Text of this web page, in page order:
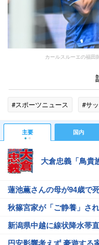
カールスルーエの福田
#スポーツニュース #サ
主要 国内
大倉忠義「鳥貴
蓮池薫さんの母が94歳で
秋篠宮家が「ご静養」さ
新潟県中越に線状降水帯